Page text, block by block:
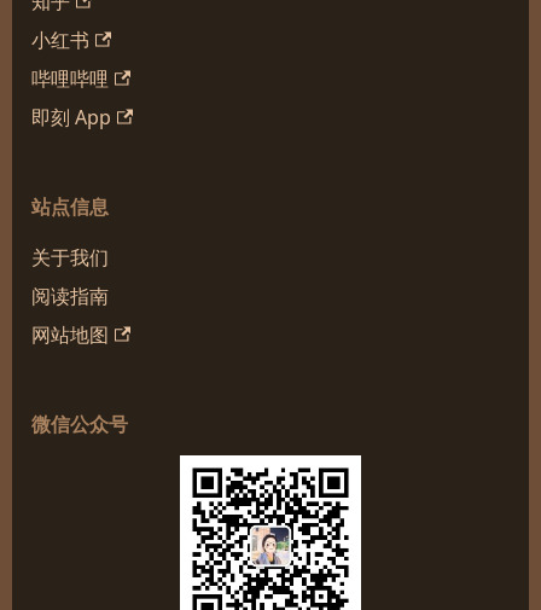
小红书
哔哩哔哩
即刻 App
站点信息
关于我们
阅读指南
网站地图
微信公众号